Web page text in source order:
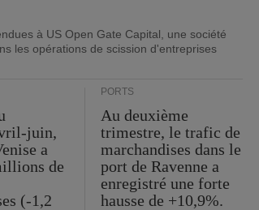
à US Open Gate Capital, une société
les opérations de scission d'entreprises
juin,
a
de
(-1,2
PORTS
Au deuxième
trimestre, le trafic de
marchandises dans le
port de Ravenne a
enregistré une forte
hausse de +10,9%.